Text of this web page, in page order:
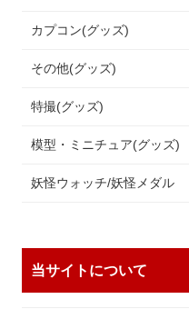
カプコン(グッズ)
その他(グッズ)
特撮(グッズ)
模型・ミニチュア(グッズ)
妖怪ウォッチ/妖怪メダル
当サイトについて